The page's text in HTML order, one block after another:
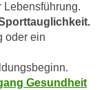
Lebensführung.
oder ein
Gesundheit